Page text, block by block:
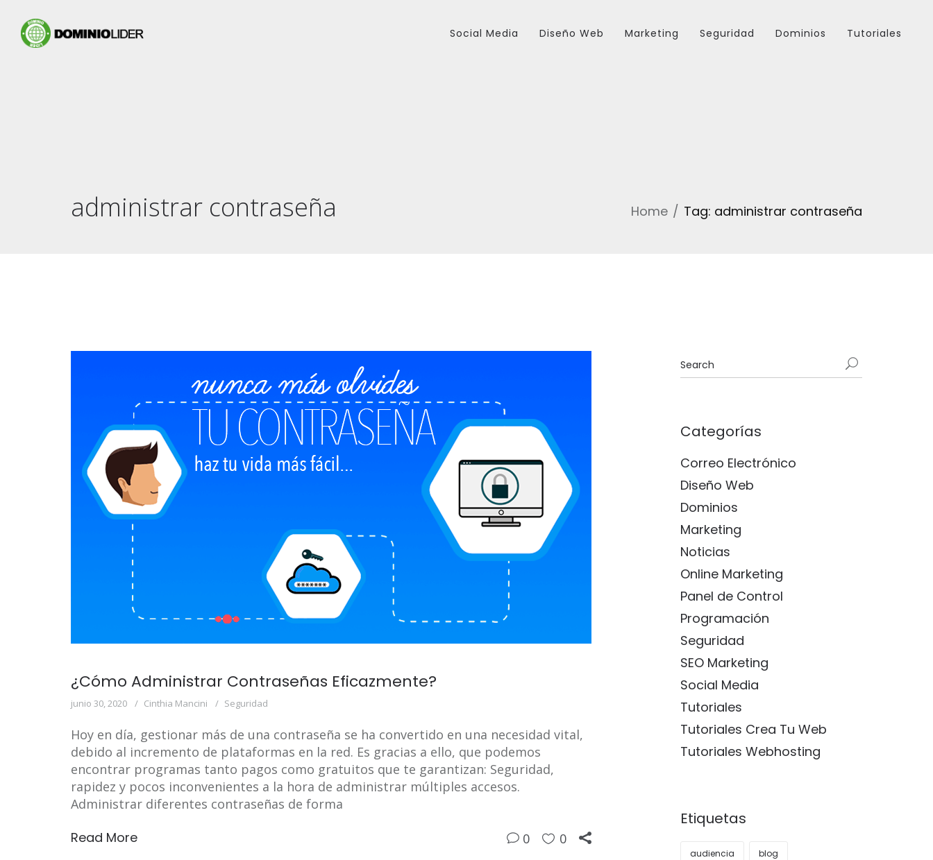
Social Media Diseño Web Marketing Seguridad Dominios Tutoriales
administrar contraseña Home Tag: administrar contraseña
¿Cómo Administrar Contraseñas Eficazmente?
junio 30, 2020 Cinthia Mancini Seguridad
Hoy en día, gestionar más de una contraseña se ha convertido en una necesidad vital,
debido al incremento de plataformas en la red. Es gracias a ello, que podemos
encontrar programas tanto pagos como gratuitos que te garantizan: Seguridad,
rapidez y pocos inconvenientes a la hora de administrar múltiples accesos.
Administrar diferentes contraseñas de forma
Read More 0 0
Categorías
Correo Electrónico
Diseño Web
Dominios
Marketing
Noticias
Online Marketing
Panel de Control
Programación
Seguridad
SEO Marketing
Social Media
Tutoriales
Tutoriales Crea Tu Web
Tutoriales Webhosting
Etiquetas
audiencia blog